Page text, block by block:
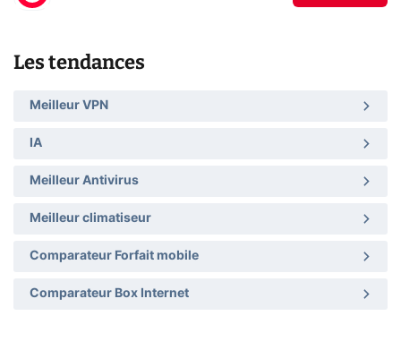
Les tendances
Meilleur VPN
IA
Meilleur Antivirus
Meilleur climatiseur
Comparateur Forfait mobile
Comparateur Box Internet